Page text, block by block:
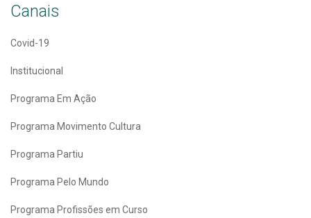
Canais
Covid-19
Institucional
Programa Em Ação
Programa Movimento Cultura
Programa Partiu
Programa Pelo Mundo
Programa Profissões em Curso